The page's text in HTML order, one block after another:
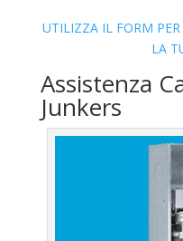
UTILIZZA IL FORM PER
LA
Assistenza
Junkers